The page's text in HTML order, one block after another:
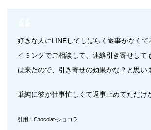
好きな人にLINEしてしばらく返事がなくて
イミングでご相談して、連絡引き寄せして
は来たので、引き寄せの効果かな？と思い
単純に彼が仕事忙しくて返事止めてただけ
引用：Chocolat-ショコラ